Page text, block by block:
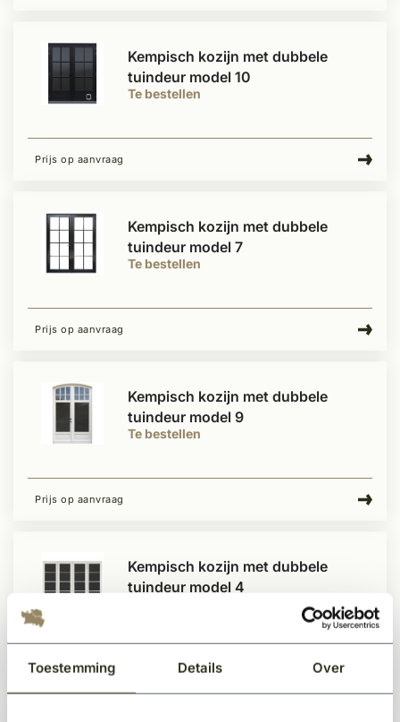
Toestemming Details Over
Te bestellen
Kempisch kozijn met dubbele
tuindeur model 10
Prijs op aanvraag
Te bestellen
Kempisch kozijn met dubbele
tuindeur model 7
Prijs op aanvraag
Te bestellen
Kempisch kozijn met dubbele
tuindeur model 9
Prijs op aanvraag
Kempisch kozijn met dubbele
tuindeur model 4
Prijs op aanvraag